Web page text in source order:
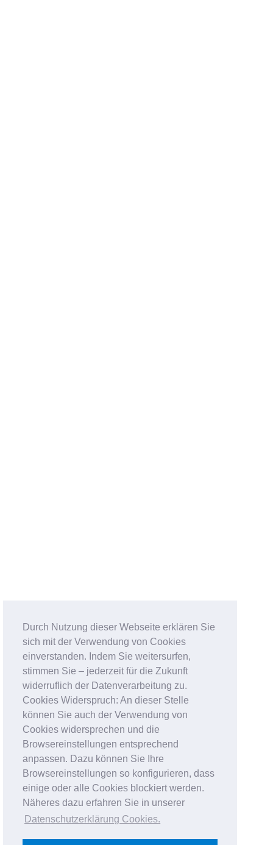
Durch Nutzung dieser Webseite erklären Sie
sich mit der Verwendung von Cookies
einverstanden. Indem Sie weitersurfen,
stimmen Sie – jederzeit für die Zukunft
widerruflich der Datenverarbeitung zu.
Cookies Widerspruch: An dieser Stelle
können Sie auch der Verwendung von
Cookies widersprechen und die
Browsereinstellungen entsprechend
anpassen. Dazu können Sie Ihre
Browsereinstellungen so konfigurieren, dass
einige oder alle Cookies blockiert werden.
Näheres dazu erfahren Sie in unserer
Datenschutzerklärung Cookies.